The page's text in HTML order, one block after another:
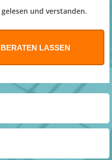
gelesen und verstanden.